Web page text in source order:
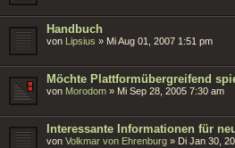
Handbuch
von Lipsius » Mi Aug 01, 2007 1:51 pm
Möchte Plattformübergreifend
von Morodom » Mi Sep 28, 2005 7:30 am
Interessante Informationen für
von Volkmar von Ehrenburg » Di Jan 30,